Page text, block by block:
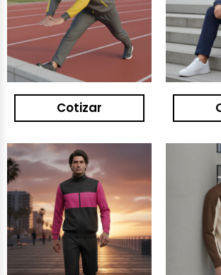
Cotizar